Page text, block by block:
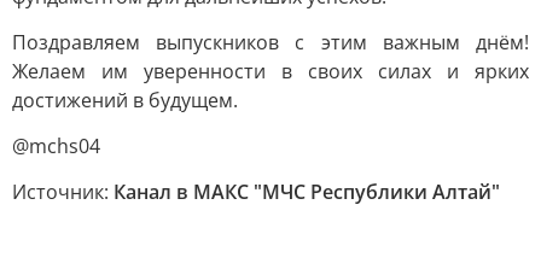
Поздравляем выпускников с этим важным днём!
Желаем им уверенности в своих силах и ярких
достижений в будущем.
@mchs04
Источник: Канал в МАКС "МЧС Республики Алтай"